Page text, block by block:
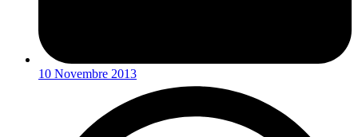
10 Novembre 2013